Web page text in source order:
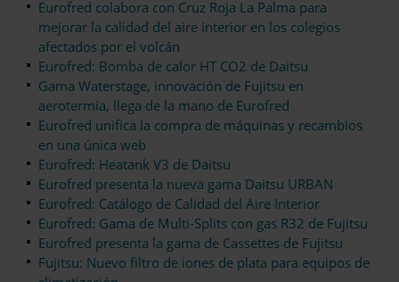
Eurofred colabora con Cruz Roja La Palma para
mejorar la calidad del aire interior en los colegios
afectados por el volcán
Eurofred: Bomba de calor HT CO2 de Daitsu
Gama Waterstage, innovación de Fujitsu en
aerotermia, llega de la mano de Eurofred
Eurofred unifica la compra de máquinas y recambios
en una única web
Eurofred: Heatank V3 de Daitsu
Eurofred presenta la nueva gama Daitsu URBAN
Eurofred: Catálogo de Calidad del Aire Interior
Eurofred: Gama de Multi-Splits con gas R32 de Fujitsu
Eurofred presenta la gama de Cassettes de Fujitsu
Fujitsu: Nuevo filtro de iones de plata para equipos de